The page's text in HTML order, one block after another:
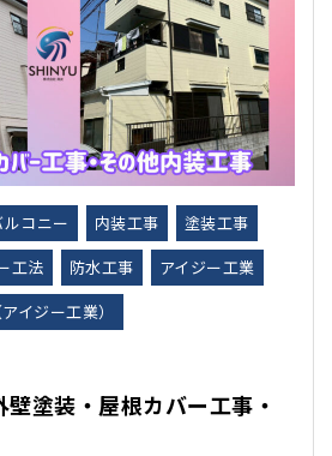
ルコニー 内装工事
塗装工事
工法 防水工事
アイジー工業
イジー工業）
塗装・屋根カバー工事・